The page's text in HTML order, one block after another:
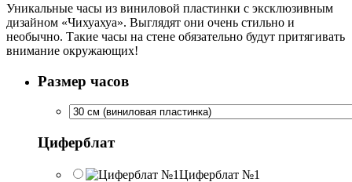
Уникальные часы из виниловой пластинки с эксклюзивным
дизайном «Чихуахуа». Выглядят они очень стильно и
необычно. Такие часы на стене обязательно будут притягивать
внимание окружающих!
Размер часов
Циферблат
Циферблат №1